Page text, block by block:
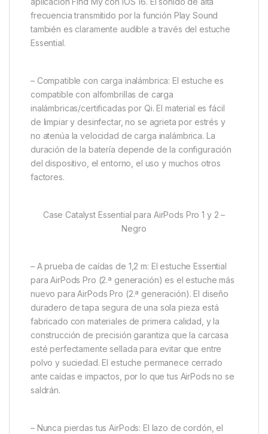
frecuencia transmitido por la función Play Sound
también es claramente audible a través del estuche
Essential.
– Compatible con carga inalámbrica: El estuche es
compatible con alfombrillas de carga
inalámbricas/certificadas por Qi. El material es fácil
de limpiar y desinfectar, no se agrieta por estrés y
no atenúa la velocidad de carga inalámbrica. La
duración de la batería depende de la configuración
del dispositivo, el entorno, el uso y muchos otros
factores.
Case Catalyst Essential para AirPods Pro 1 y 2 –
Negro
– A prueba de caídas de 1,2 m: El estuche Essential
para AirPods Pro (2.ª generación) es el estuche más
nuevo para AirPods Pro (2.ª generación). El diseño
duradero de tapa segura de una sola pieza está
fabricado con materiales de primera calidad, y la
construcción de precisión garantiza que la carcasa
esté perfectamente sellada para evitar que entre
polvo y suciedad. El estuche permanece cerrado
ante caídas e impactos, por lo que tus AirPods no se
saldrán.
– Nunca pierdas tus AirPods: El lazo de cordón, el